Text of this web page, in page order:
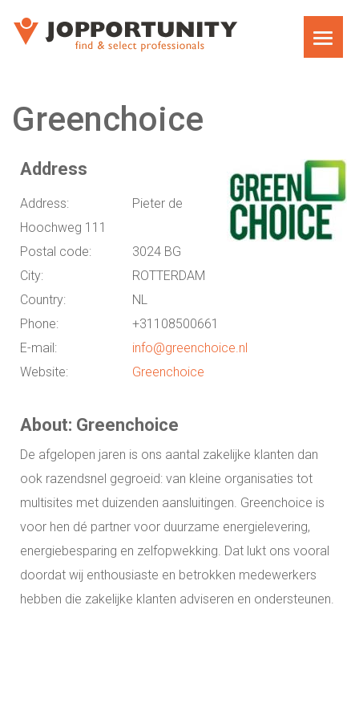
Greenchoice
Address
Address:
Pieter de
Hoochweg 111
Postal code:
3024 BG
City:
ROTTERDAM
Country:
NL
Phone:
+31108500661
E-mail:
info@greenchoice.nl
Website:
Greenchoice
About: Greenchoice
De afgelopen jaren is ons aantal zakelijke klanten dan
ook razendsnel gegroeid: van kleine organisaties tot
multisites met duizenden aansluitingen. Greenchoice is
voor hen dé partner voor duurzame energielevering,
energiebesparing en zelfopwekking. Dat lukt ons vooral
doordat wij enthousiaste en betrokken medewerkers
hebben die zakelijke klanten adviseren en ondersteunen.